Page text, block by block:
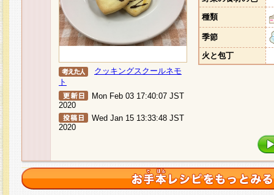
クッキングスクールネモ
ト
Mon Feb 03 17:40:07 JST
2020
Wed Jan 15 13:33:48 JST
2020
種類
季節
火と包丁